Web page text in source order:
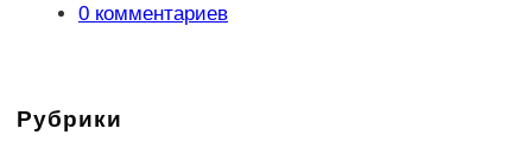
записи:
Комментарии
0 комментариев
Рубрики